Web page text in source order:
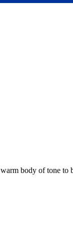
body of tone to